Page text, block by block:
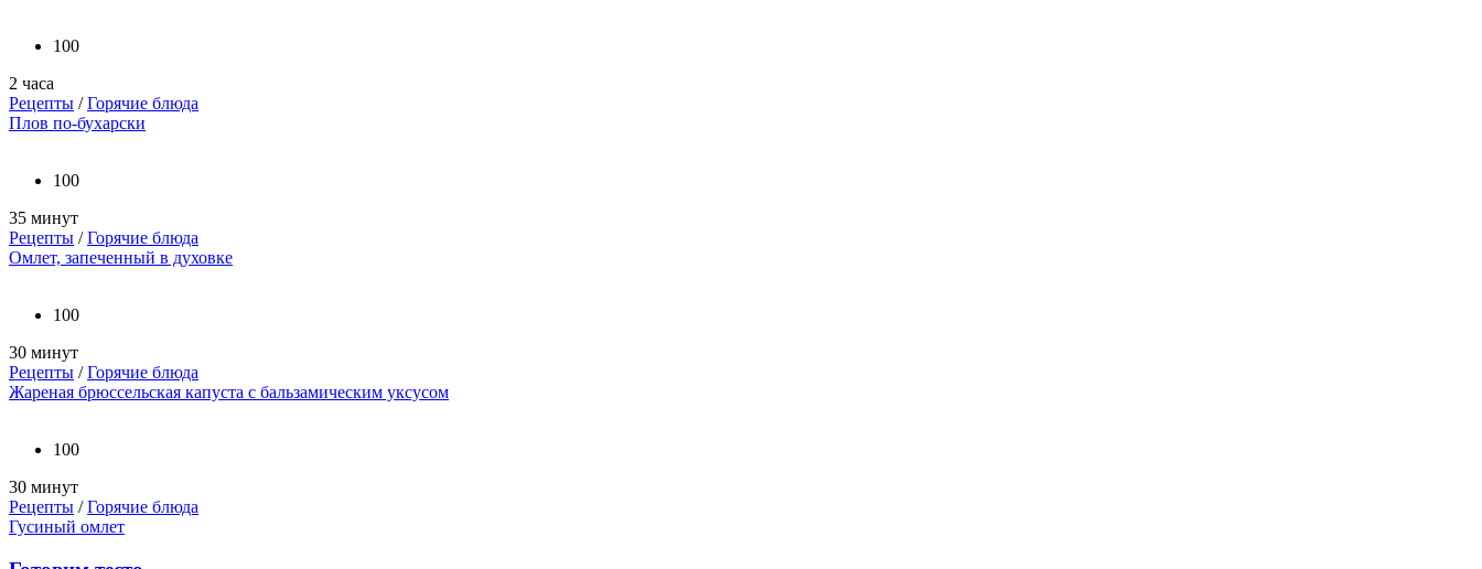
100
2 часа
Рецепты /Горячие блюда
Плов по-бухарски
100
35 минут
Рецепты /Горячие блюда
Омлет, запеченный в духовке
100
30 минут
Рецепты /Горячие блюда
Жареная брюссельская капуста с бальзамическим уксусом
100
30 минут
Рецепты /Горячие блюда
Гусиный омлет